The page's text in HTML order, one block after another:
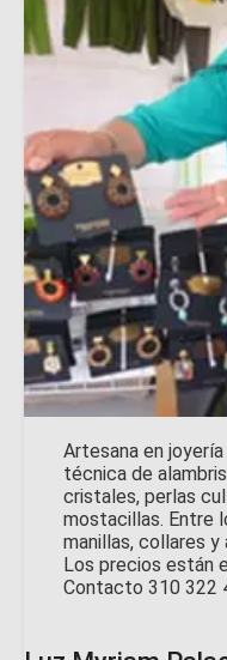
Artesana en
técnica de
cristales, perlas
mostacillas. Entre
manillas, collares y
Los precios están
Contacto 310 322